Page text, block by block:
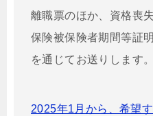
離職票のほか、資格喪
保険被保険者期間等証
を通じてお送りします。
2025年1月から、希望